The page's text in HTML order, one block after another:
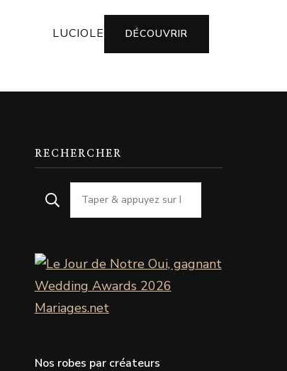
LUCIOLE DÉCOUVRIR
RECHERCHER
Nos robes par créateurs